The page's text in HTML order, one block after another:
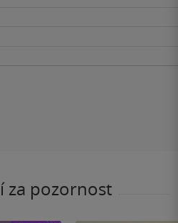
za pozornost